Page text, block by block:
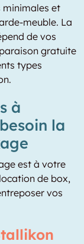
minimales et
meuble. La
de vos
gratuite
types
à
la
est à votre
de box,
vos